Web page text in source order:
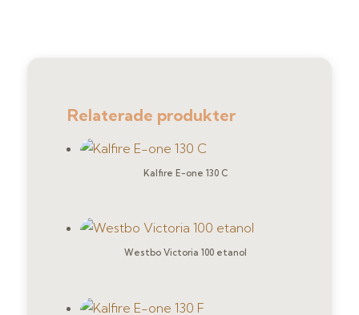
Relaterade produkter
Kalfire E-one 130 C
Westbo Victoria 100 etanol